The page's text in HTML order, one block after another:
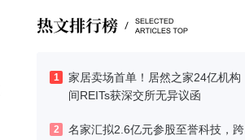
1
家居卖场首单！居然之家24亿机构
间REITs获深交所无异议函
2
名家汇拟2.6亿元参股至誉科技，跨